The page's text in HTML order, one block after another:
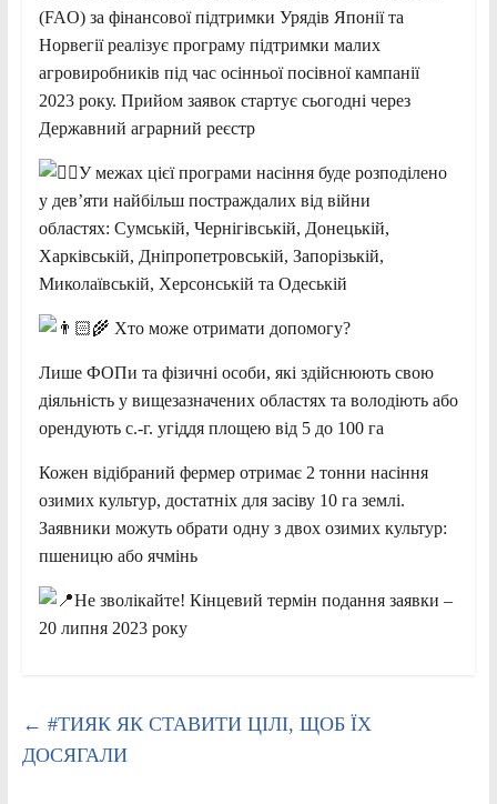
(FAO) за фінансової підтримки Урядів Японії та
Норвегії реалізує програму підтримки малих
агровиробників під час осінньої посівної кампанії
2023 року. Прийом заявок стартує сьогодні через
Державний аграрний реєстр
У межах цієї програми насіння буде розподілено
у дев’яти найбільш постраждалих від війни
областях: Сумській, Чернігівській, Донецькій,
Харківській, Дніпропетровській, Запорізькій,
Миколаївській, Херсонській та Одеській
Хто може отримати допомогу?
Лише ФОПи та фізичні особи, які здійснюють свою
діяльність у вищезазначених областях та володіють або
орендують с.-г. угіддя площею від 5 до 100 га
Кожен відібраний фермер отримає 2 тонни насіння
озимих культур, достатніх для засіву 10 га землі.
Заявники можуть обрати одну з двох озимих культур:
пшеницю або ячмінь
Не зволікайте! Кінцевий термін подання заявки –
20 липня 2023 року
← #ТИЯК ЯК СТАВИТИ ЦІЛІ, ЩОБ ЇХ
ДОСЯГАЛИ